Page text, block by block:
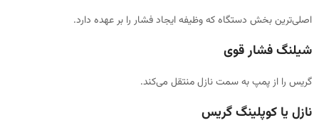
اصلی‌ترین بخش دستگاه که وظیفه ایجاد فشار را بر عهده دارد.
شیلنگ فشار قوی
گریس را از پمپ به سمت نازل منتقل می‌کند.
نازل یا کوپلینگ گریس